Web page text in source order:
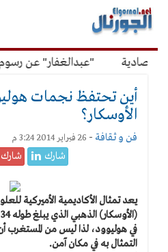
القائمة
الرئيسية
"عبدالغفار" عن رسوم
أين تحتفظ نجمات
الأوسكار؟
فن و ثقافة - 26 فبراير 2014 3:24 م
شارك شارك
يعد تمثال الأكاديمية الأميركية
في هوليوود، لذا ليس من
التمثال به في مكان آمن.